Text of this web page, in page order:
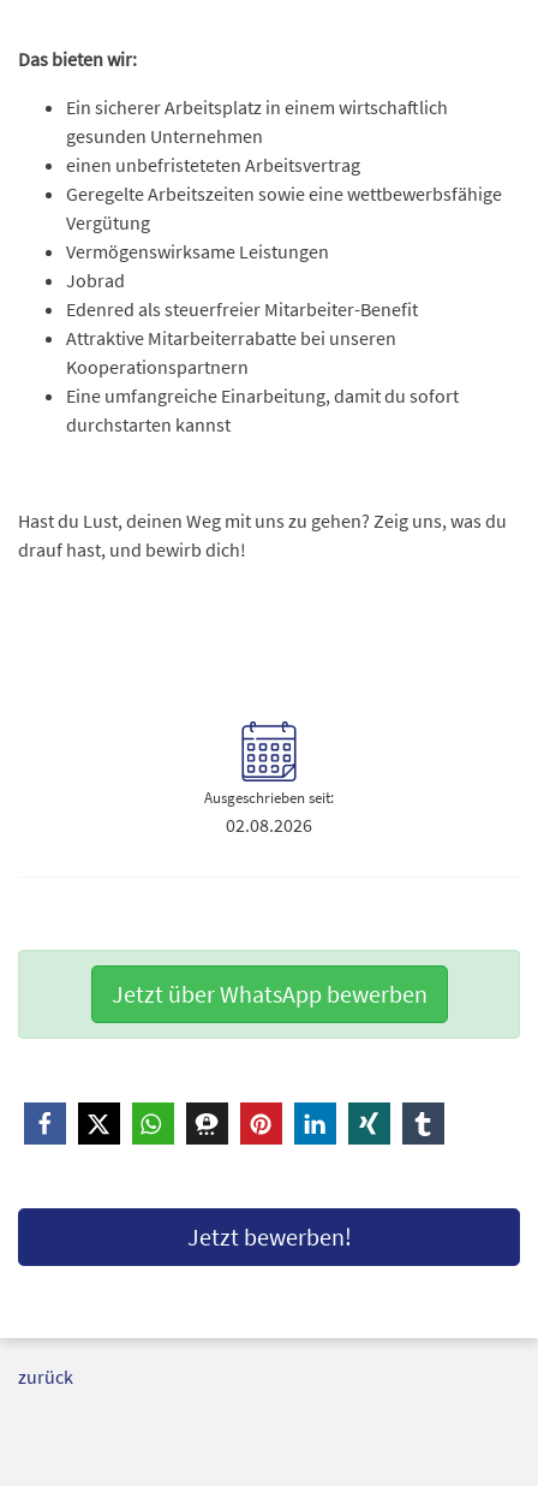
Das bieten wir:
Ein sicherer Arbeitsplatz in einem wirtschaftlich
gesunden Unternehmen
einen unbefristeteten Arbeitsvertrag
Geregelte Arbeitszeiten sowie eine wettbewerbsfähige
Vergütung
Vermögenswirksame Leistungen
Jobrad
Edenred als steuerfreier Mitarbeiter-Benefit
Attraktive Mitarbeiterrabatte bei unseren
Kooperationspartnern
Eine umfangreiche Einarbeitung, damit du sofort
durchstarten kannst
Hast du Lust, deinen Weg mit uns zu gehen? Zeig uns, was du
drauf hast, und bewirb dich!
Ausgeschrieben seit:
02.08.2026
Jetzt über WhatsApp bewerben
Jetzt bewerben!
zurück